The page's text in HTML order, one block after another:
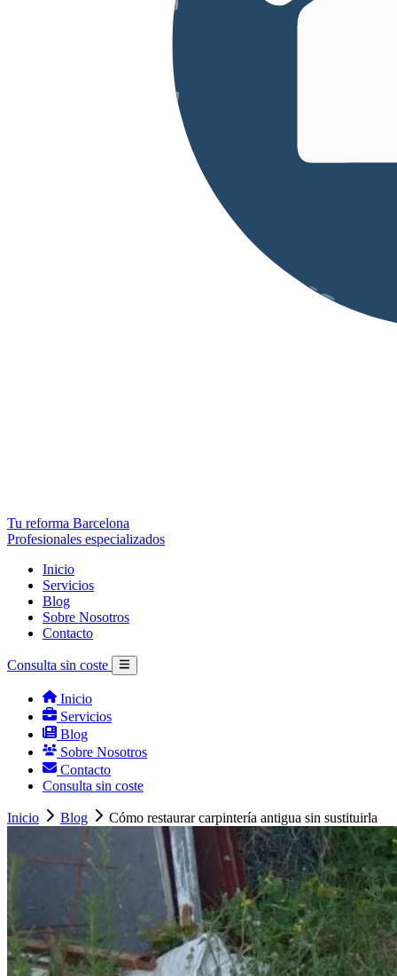
Tu reforma Barcelona
Profesionales especializados
Inicio
Servicios
Blog
Sobre Nosotros
Contacto
Consulta sin coste
Inicio
Servicios
Blog
Sobre Nosotros
Contacto
Consulta sin coste
Inicio Blog Cómo restaurar carpintería antigua sin sustituirla